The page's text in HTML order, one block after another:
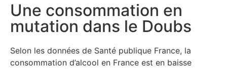
Une consommation en
mutation dans le Doubs
Selon les données de Santé publique France, la
consommation d’alcool en France est en baisse